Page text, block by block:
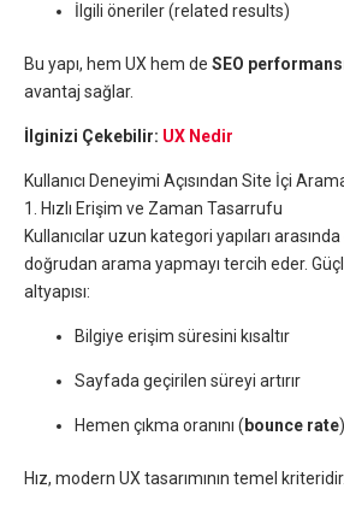
İlgili öneriler (related results)
Bu yapı, hem UX hem de SEO
avantaj sağlar.
İlginizi Çekebilir: UX Nedir
Kullanıcı Deneyimi Açısından Site İçi
1. Hızlı Erişim ve Zaman Tasarrufu
Kullanıcılar uzun kategori yapıları
doğrudan arama yapmayı tercih eder.
altyapısı:
Bilgiye erişim süresini kısaltır
Sayfada geçirilen süreyi artırır
Hemen çıkma oranını ( bounce rate
Hız, modern UX tasarımının temel kriteridir.